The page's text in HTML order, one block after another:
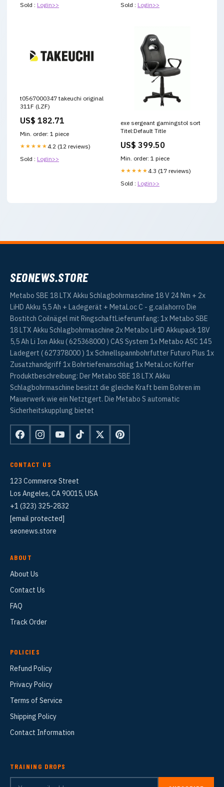
Sold : Login>>
Sold : Login>>
t0567000347 takeuchi original
311F (LZF)
US$ 182.71
Min. order: 1 piece
★★★★★ 4.2 (12 reviews)
Sold : Login>>
exe sergeant gamingstol sort
Titel:Default Title
US$ 399.50
Min. order: 1 piece
★★★★★ 4.3 (17 reviews)
Sold : Login>>
SEONEWS.STORE
Metabo SBE 18 LTX Akku Schlagbohrmaschine 18 V 24 Nm + 2x
LiHD Akku 5,5 Ah + Ladegerät + MetaLoc C - g.calahorro Die
Bostitch Coilnägel mit RingschaftLieferumfang: 1x Metabo SBE
18 LTX Akku Schlagbohrmaschine 2x Metabo LiHD Akkupack 18V
5,5 Ah Li Ion Akku ( 625368000 ) CAS System 1x Metabo ASC 145
Ladegert ( 627378000 ) 1x Schnellspannbohrfutter Futuro Plus 1x
Zusatzhandgriff 1x Bohrtiefenanschlag 1x MetaLoc Koffer
Produktbeschreibung: Der Metabo SBE 18 LTX Akku
Schlagbohrmaschine besitzt die gleiche Kraft beim Bohren im
Mauerwerk wie ein Netztgert. Die Metabo S automatic
Sicherheitskupplung bietet
CONTACT US
123 Commerce Street
Los Angeles, CA 90015, USA
+1 (323) 325-2832
[email protected]
seonews.store
ABOUT
About Us
Contact Us
FAQ
Track Order
POLICIES
Refund Policy
Privacy Policy
Terms of Service
Shipping Policy
Contact Information
TRAINING DROPS